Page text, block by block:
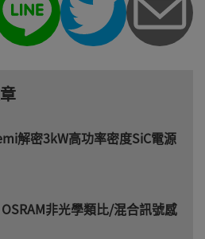
解密3kW高功率密度SiC電源
非光學類比/混合訊號感